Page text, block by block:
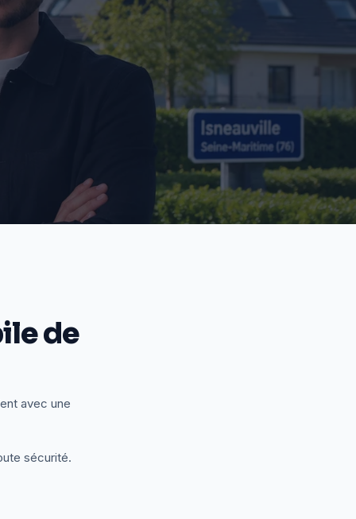
de
avec une
sécurité.